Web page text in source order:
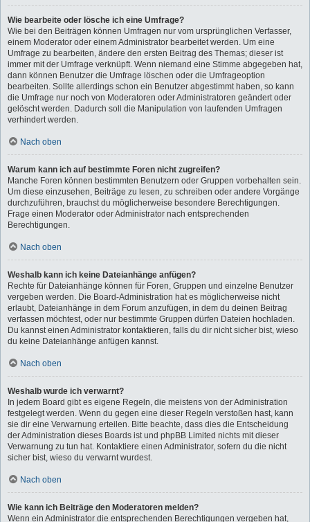
Wie bearbeite oder lösche ich eine Umfrage?
Wie bei den Beiträgen können Umfragen nur vom ursprünglichen Verfasser,
einem Moderator oder einem Administrator bearbeitet werden. Um eine
Umfrage zu bearbeiten, ändere den ersten Beitrag des Themas; dieser ist
immer mit der Umfrage verknüpft. Wenn niemand eine Stimme abgegeben hat,
dann können Benutzer die Umfrage löschen oder die Umfrageoption
bearbeiten. Sollte allerdings schon ein Benutzer abgestimmt haben, so kann
die Umfrage nur noch von Moderatoren oder Administratoren geändert oder
gelöscht werden. Dadurch soll die Manipulation von laufenden Umfragen
verhindert werden.
Nach oben
Warum kann ich auf bestimmte Foren nicht zugreifen?
Manche Foren können bestimmten Benutzern oder Gruppen vorbehalten sein.
Um diese einzusehen, Beiträge zu lesen, zu schreiben oder andere Vorgänge
durchzuführen, brauchst du möglicherweise besondere Berechtigungen.
Frage einen Moderator oder Administrator nach entsprechenden
Berechtigungen.
Nach oben
Weshalb kann ich keine Dateianhänge anfügen?
Rechte für Dateianhänge können für Foren, Gruppen und einzelne Benutzer
vergeben werden. Die Board-Administration hat es möglicherweise nicht
erlaubt, Dateianhänge in dem Forum anzufügen, in dem du deinen Beitrag
verfassen möchtest, oder nur bestimmte Gruppen dürfen Dateien hochladen.
Du kannst einen Administrator kontaktieren, falls du dir nicht sicher bist, wieso
du keine Dateianhänge anfügen kannst.
Nach oben
Weshalb wurde ich verwarnt?
In jedem Board gibt es eigene Regeln, die meistens von der Administration
festgelegt werden. Wenn du gegen eine dieser Regeln verstoßen hast, kann
sie dir eine Verwarnung erteilen. Bitte beachte, dass dies die Entscheidung
der Administration dieses Boards ist und phpBB Limited nichts mit dieser
Verwarnung zu tun hat. Kontaktiere einen Administrator, sofern du die nicht
sicher bist, wieso du verwarnt wurdest.
Nach oben
Wie kann ich Beiträge den Moderatoren melden?
Wenn ein Administrator die entsprechenden Berechtigungen vergeben hat,